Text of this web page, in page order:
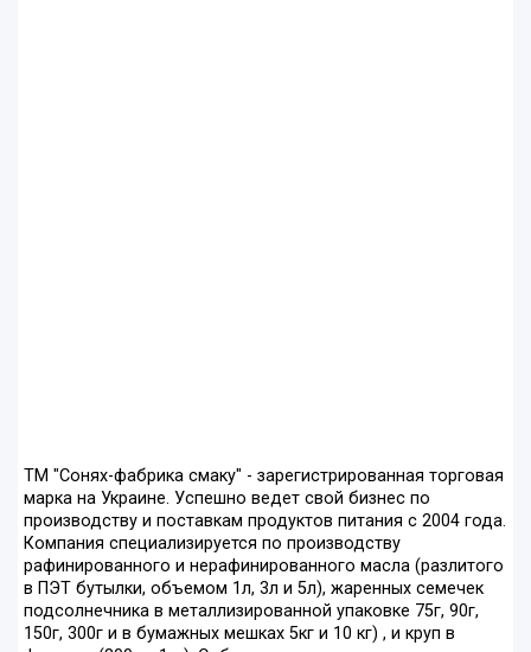
ТМ "Сонях-фабрика смаку" - зарегистрированная торговая
марка на Украине. Успешно ведет свой бизнес по
производству и поставкам продуктов питания с 2004 года.
Компания специализируется по производству
рафинированного и нерафинированного масла (разлитого
в ПЭТ бутылки, объемом 1л, 3л и 5л), жаренных семечек
подсолнечника в металлизированной упаковке 75г, 90г,
150г, 300г и в бумажных мешках 5кг и 10 кг) , и круп в